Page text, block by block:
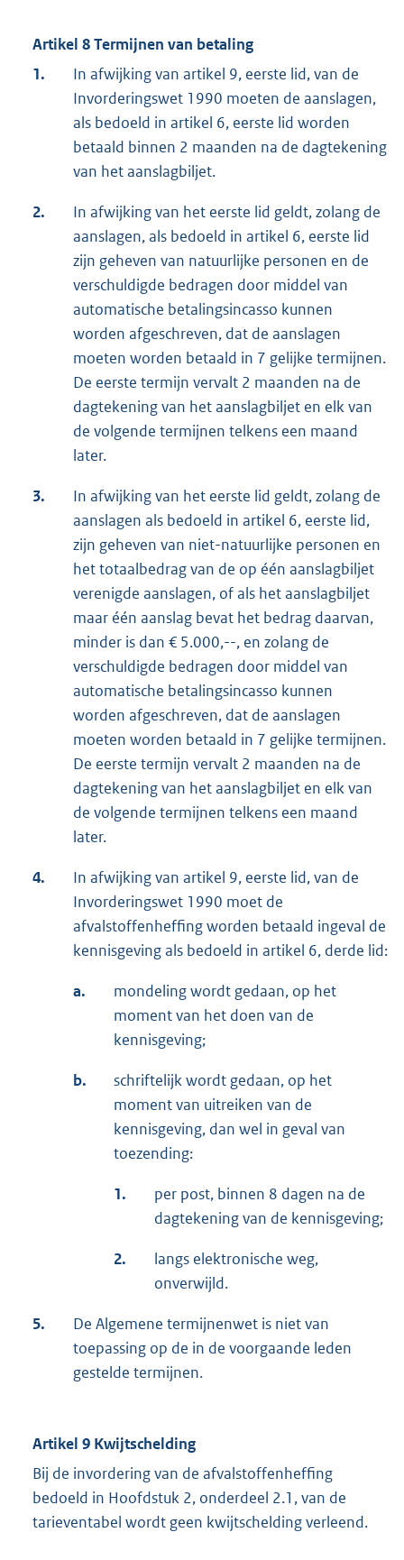
Artikel 8 Termijnen van betaling
1.
In afwijking van artikel 9, eerste lid, van de
Invorderingswet 1990 moeten de aanslagen,
als bedoeld in artikel 6, eerste lid worden
betaald binnen 2 maanden na de dagtekening
van het aanslagbiljet.
2.
In afwijking van het eerste lid geldt, zolang de
aanslagen, als bedoeld in artikel 6, eerste lid
zijn geheven van natuurlijke personen en de
verschuldigde bedragen door middel van
automatische betalingsincasso kunnen
worden afgeschreven, dat de aanslagen
moeten worden betaald in 7 gelijke termijnen.
De eerste termijn vervalt 2 maanden na de
dagtekening van het aanslagbiljet en elk van
de volgende termijnen telkens een maand
later.
3.
In afwijking van het eerste lid geldt, zolang de
aanslagen als bedoeld in artikel 6, eerste lid,
zijn geheven van niet-natuurlijke personen en
het totaalbedrag van de op één aanslagbiljet
verenigde aanslagen, of als het aanslagbiljet
maar één aanslag bevat het bedrag daarvan,
minder is dan € 5.000,--, en zolang de
verschuldigde bedragen door middel van
automatische betalingsincasso kunnen
worden afgeschreven, dat de aanslagen
moeten worden betaald in 7 gelijke termijnen.
De eerste termijn vervalt 2 maanden na de
dagtekening van het aanslagbiljet en elk van
de volgende termijnen telkens een maand
later.
4.
In afwijking van artikel 9, eerste lid, van de
Invorderingswet 1990 moet de
afvalstoffenheffing worden betaald ingeval de
kennisgeving als bedoeld in artikel 6, derde lid:
a.
mondeling wordt gedaan, op het
moment van het doen van de
kennisgeving;
b.
schriftelijk wordt gedaan, op het
moment van uitreiken van de
kennisgeving, dan wel in geval van
toezending:
1.
per post, binnen 8 dagen na de
dagtekening van de kennisgeving;
2.
langs elektronische weg,
onverwijld.
5.
De Algemene termijnenwet is niet van
toepassing op de in de voorgaande leden
gestelde termijnen.
Artikel 9 Kwijtschelding
Bij de invordering van de afvalstoffenheffing
bedoeld in Hoofdstuk 2, onderdeel 2.1, van de
tarieventabel wordt geen kwijtschelding verleend.